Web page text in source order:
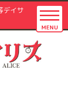
デイサ
MENU